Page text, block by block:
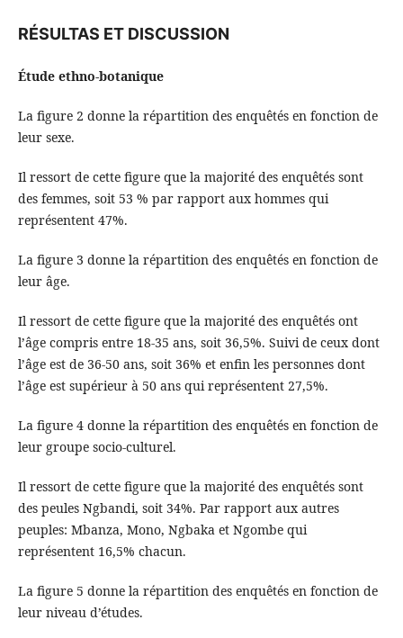
RÉSULTAS ET DISCUSSION
Étude ethno-botanique
La figure 2 donne la répartition des enquêtés en fonction de
leur sexe.
Il ressort de cette figure que la majorité des enquêtés sont
des femmes, soit 53 % par rapport aux hommes qui
représentent 47%.
La figure 3 donne la répartition des enquêtés en fonction de
leur âge.
Il ressort de cette figure que la majorité des enquêtés ont
l’âge compris entre 18-35 ans, soit 36,5%. Suivi de ceux dont
l’âge est de 36-50 ans, soit 36% et enfin les personnes dont
l’âge est supérieur à 50 ans qui représentent 27,5%.
La figure 4 donne la répartition des enquêtés en fonction de
leur groupe socio-culturel.
Il ressort de cette figure que la majorité des enquêtés sont
des peules Ngbandi, soit 34%. Par rapport aux autres
peuples: Mbanza, Mono, Ngbaka et Ngombe qui
représentent 16,5% chacun.
La figure 5 donne la répartition des enquêtés en fonction de
leur niveau d’études.